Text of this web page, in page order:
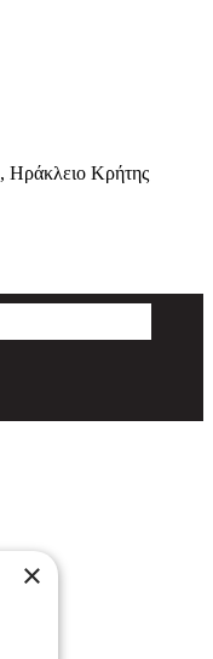
, Ηράκλειο Κρήτης
×